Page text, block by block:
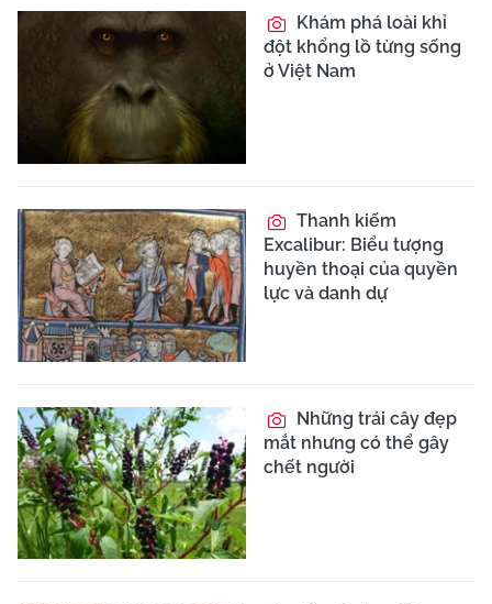
Khám phá loài khỉ
đột khổng lồ từng sống
ở Việt Nam
Thanh kiếm
Excalibur: Biểu tượng
huyền thoại của quyền
lực và danh dự
Những trái cây đẹp
mắt nhưng có thể gây
chết người